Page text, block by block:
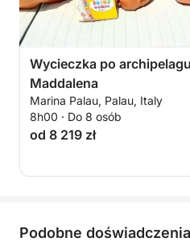
Wycieczka po
Maddalena
Marina Palau, Palau, Italy
8h00 · Do 8 osób
od 8 219 zł
Podobne